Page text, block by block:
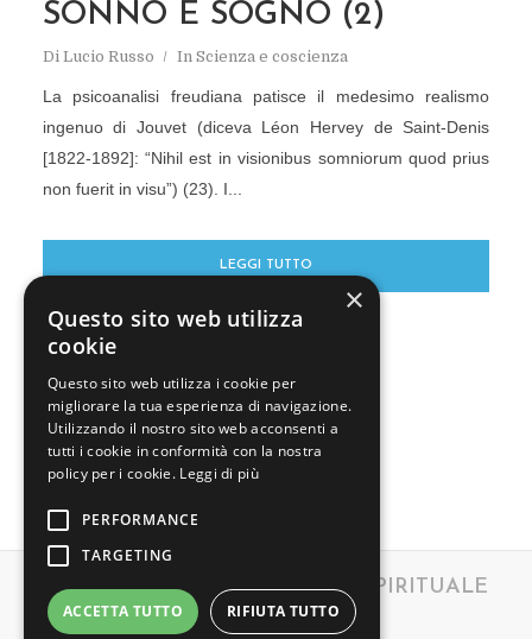
SONNO E SOGNO (2)
Di Lucio Russo In Scienza e coscienza
La psicoanalisi freudiana patisce il medesimo realismo
ingenuo di Jouvet (diceva Léon Hervey de Saint-Denis
[1822-1892]: “Nihil est in visionibus somniorum quod prius
non fuerit in visu”) (23). I...
LEGGI TUTTO
CARICA PIU' CONTENUTI
OSSERVATORIO SCIENTIFICO SPIRITUALE
×
Questo sito web utilizza
cookie
Questo sito web utilizza i cookie per
migliorare la tua esperienza di navigazione.
Utilizzando il nostro sito web acconsenti a
tutti i cookie in conformità con la nostra
policy per i cookie. Leggi di più
PERFORMANCE
TARGETING
ACCETTA TUTTO RIFIUTA TUTTO